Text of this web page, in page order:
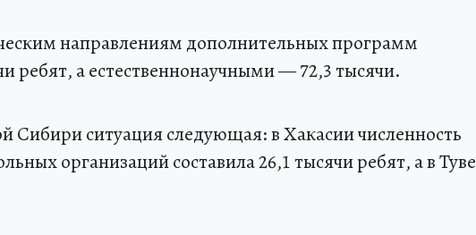
направлениям дополнительных программ
ребят, а естественнонаучными — 72,3 тысячи.
Сибири ситуация следующая: в Хакасии численность
организаций составила 26,1 тысячи ребят, а в Туве